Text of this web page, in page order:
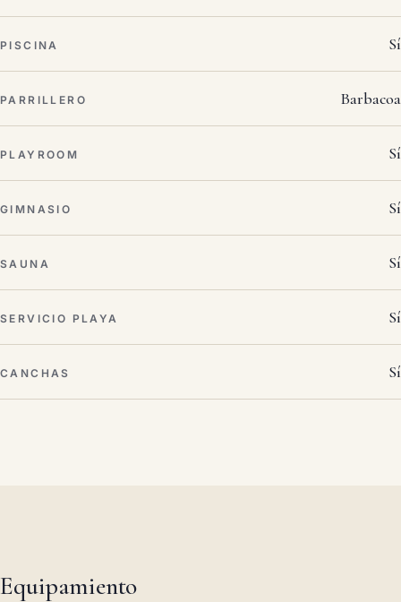
PISCINA Sí
PARRILLERO Barbacoa
PLAYROOM Sí
GIMNASIO Sí
SAUNA Sí
SERVICIO PLAYA Sí
CANCHAS Sí
Equipamiento